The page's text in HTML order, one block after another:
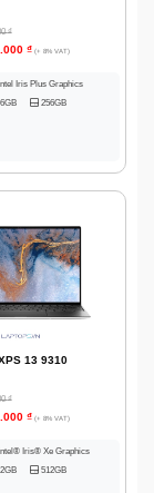
₫
₫ (+ 8% VAT)
Iris Plus Graphics
256GB
13 9310
₫
₫ (+ 8% VAT)
Iris® Xe Graphics
512GB